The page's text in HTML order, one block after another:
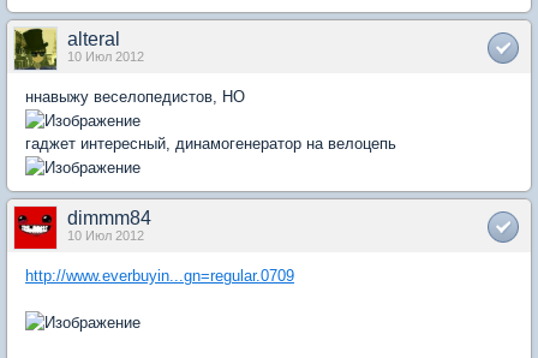
alteral
10 Июл 2012
ннавыжу веселопедистов, НО
гаджет интересный, динамогенератор на велоцепь
dimmm84
10 Июл 2012
http://www.everbuyin...gn=regular.0709